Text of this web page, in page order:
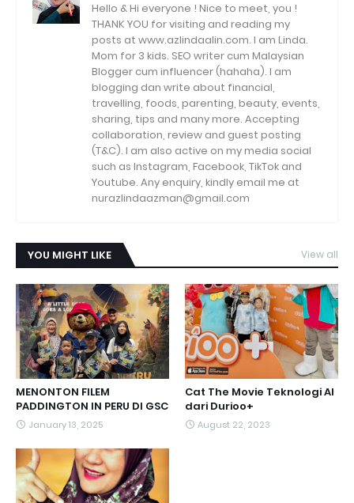
Hello & Hi everyone ! Nice to meet, you !
THANK YOU for visiting and reading my
posts at www.azlindaalin.com. I am Linda.
Mom for 3 kids. SEO writer cum Malaysian
Blogger cum influencer (hahaha). I am
blogging dan write about financial,
travelling, foods, parenting, beauty, events,
sharing, tips and many more. Accepting
collaboration, review and guest posting
(T&C). I am also active on my media social
such as Instagram, Facebook, TikTok and
Youtube. Any enquiry, kindly email me at
nurazlindaazman@gmail.com
YOU MIGHT LIKE View all
MENONTON FILEM
PADDINGTON IN PERU DI GSC
January 13, 2025
Cat The Movie Teknologi AI
dari Durioo+
August 22, 2023